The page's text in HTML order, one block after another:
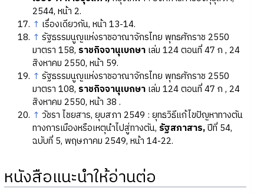
2544, หน้า 2.
↑ เรื่องเดียวกัน, หน้า 13-14.
↑ รัฐธรรมนูญแห่งราชอาณาจักรไทย พุทธศักราช 2550
มาตรา 158, ราชกิจจานุเบกษา เล่ม 124 ตอนที่ 47 ก , 24
สิงหาคม 2550, หน้า 59.
↑ รัฐธรรมนูญแห่งราชอาณาจักรไทย พุทธศักราช 2550
มาตรา 108, ราชกิจจานุเบกษา เล่ม 124 ตอนที่ 47 ก , 24
สิงหาคม 2550, หน้า 38 .
↑ วัชรา ไชยสาร, ยุบสภา 2549 : ยุทธวิธีแก้ไขปัญหาทางตัน
ทางการเมืองหรือเหตุนำไปสู่ทางตัน, รัฐสภาสาร,ปีที่ 54,
ฉบับที่ 5, พฤษภาคม 2549, หน้า 14-22.
หนังสือแนะนำให้อ่านต่อ